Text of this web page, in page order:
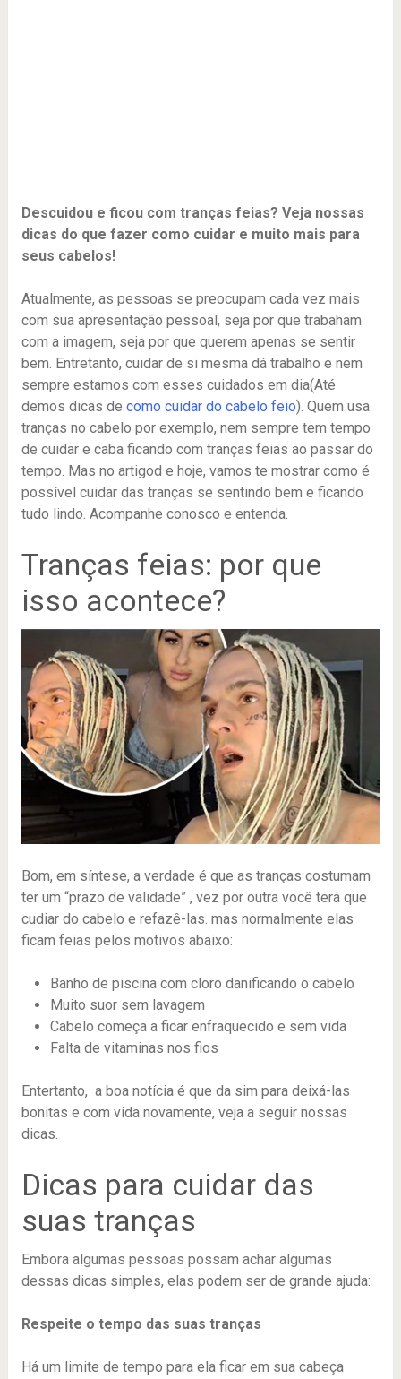
Descuidou e ficou com tranças feias? Veja nossas
dicas do que fazer como cuidar e muito mais para
seus cabelos!
Atualmente, as pessoas se preocupam cada vez mais
com sua apresentação pessoal, seja por que trabaham
com a imagem, seja por que querem apenas se sentir
bem. Entretanto, cuidar de si mesma dá trabalho e nem
sempre estamos com esses cuidados em dia(Até
demos dicas de como cuidar do cabelo feio). Quem usa
tranças no cabelo por exemplo, nem sempre tem tempo
de cuidar e caba ficando com tranças feias ao passar do
tempo. Mas no artigod e hoje, vamos te mostrar como é
possível cuidar das tranças se sentindo bem e ficando
tudo lindo. Acompanhe conosco e entenda.
Tranças feias: por que
isso acontece?
Bom, em síntese, a verdade é que as tranças costumam
ter um “prazo de validade” , vez por outra você terá que
cudiar do cabelo e refazê-las. mas normalmente elas
ficam feias pelos motivos abaixo:
Banho de piscina com cloro danificando o cabelo
Muito suor sem lavagem
Cabelo começa a ficar enfraquecido e sem vida
Falta de vitaminas nos fios
Entertanto, a boa notícia é que da sim para deixá-las
bonitas e com vida novamente, veja a seguir nossas
dicas.
Dicas para cuidar das
suas tranças
Embora algumas pessoas possam achar algumas
dessas dicas simples, elas podem ser de grande ajuda:
Respeite o tempo das suas tranças
Há um limite de tempo para ela ficar em sua cabeça